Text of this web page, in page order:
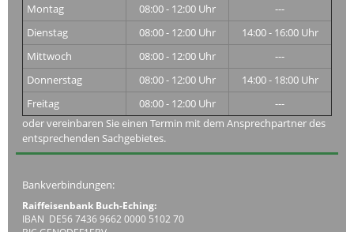
Montag
08:00 - 12:00 Uhr
---
Dienstag
08:00 - 12:00 Uhr
14:00 - 16:00 Uhr
Mittwoch
08:00 - 12:00 Uhr
---
Donnerstag
08:00 - 12:00 Uhr
14:00 - 18:00 Uhr
Freitag
08:00 - 12:00 Uhr
---
oder vereinbaren Sie einen Termin mit dem Ansprechpartner des
entsprechenden Sachgebietes.
Bankverbindungen:
Raiffeisenbank Buch-Eching:
IBAN DE56 7436 9662 0000 5102 70